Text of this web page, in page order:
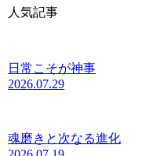
人気記事
日常こそが神事
2026.07.29
魂磨きと次なる進化